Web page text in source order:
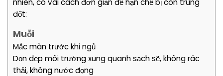
nhiên, có vài cách đơn giản để hạn chế bị côn trùng
đốt:
Muỗi
Mắc màn trước khi ngủ
Dọn dẹp môi trường xung quanh sạch sẽ, không rác
thải, không nước đọng